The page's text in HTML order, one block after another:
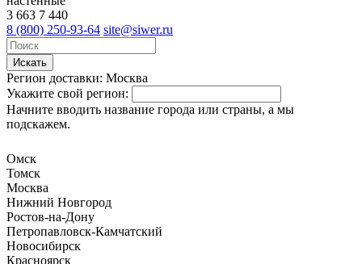
3 663 7 440
8 (800) 250-93-64 site@siwer.ru
Искать
Регион доставки: Москва
Укажите свой регион:
Начните вводить название города или страны, а мы
подскажем.
Омск
Томск
Москва
Нижний Новгород
Ростов-на-Дону
Петропавловск-Камчатский
Новосибирск
Красноярск